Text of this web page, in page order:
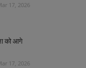
17, 2026
को आगे
17, 2026